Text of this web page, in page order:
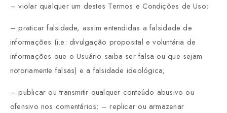
– violar qualquer um destes Termos e Condições de Uso;
– praticar falsidade, assim entendidas a falsidade de
informações (i.e: divulgação proposital e voluntária de
informações que o Usuário saiba ser falsa ou que sejam
notoriamente falsas) e a falsidade ideológica;
– publicar ou transmitir qualquer conteúdo abusivo ou
ofensivo nos comentários; – replicar ou armazenar